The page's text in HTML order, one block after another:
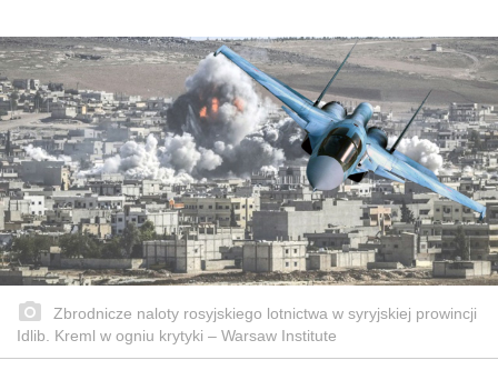
Zbrodnicze naloty rosyjskiego lotnictwa w syryjskiej prowincji
Idlib. Kreml w ogniu krytyki – Warsaw Institute